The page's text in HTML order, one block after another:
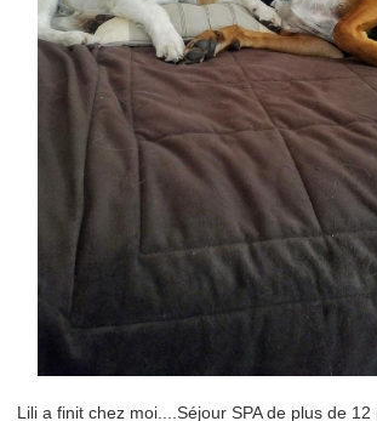
Lili a finit chez moi....Séjour SPA de plus de